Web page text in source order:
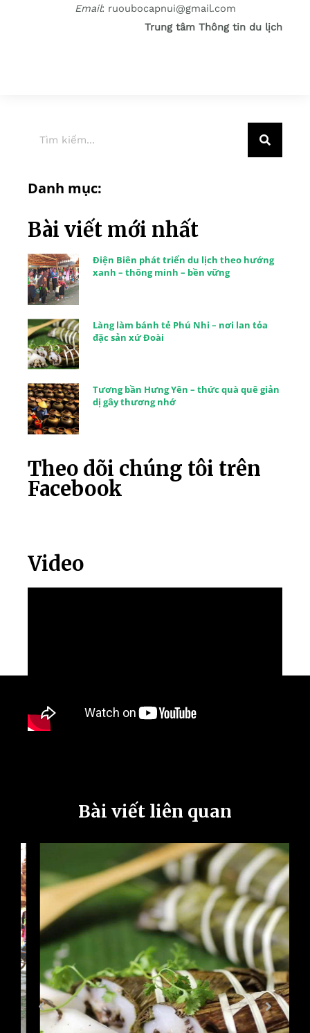
Email: ruoubocapnui@gmail.com
Trung tâm Thông tin du lịch
Danh mục:
Bài viết mới nhất
Điện Biên phát triển du lịch theo hướng
xanh – thông minh – bền vững
Làng làm bánh tẻ Phú Nhi – nơi lan tỏa
đặc sản xứ Đoài
Tương bần Hưng Yên – thức quà quê giản
dị gây thương nhớ
Theo dõi chúng tôi trên
Facebook
Video
Bài viết liên quan